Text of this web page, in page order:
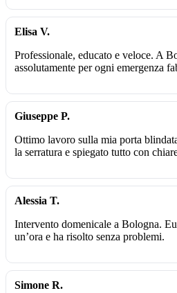
Elisa V.
Professionale, educato e veloce. A
assolutamente per ogni emergenza
Giuseppe P.
Ottimo lavoro sulla mia porta
la serratura e spiegato tutto con
Alessia T.
Intervento domenicale a Bologna.
un’ora e ha risolto senza problemi.
Simone R.